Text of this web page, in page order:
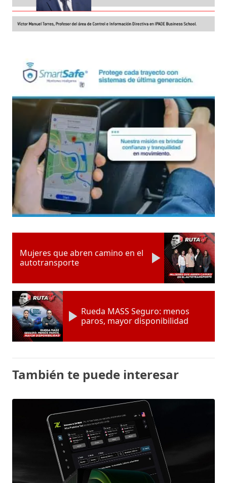
Mujeres que abren camino en el
autotransporte
Rueda MASS Seguro: menos
paros, mayor disponibilidad
También te puede interesar